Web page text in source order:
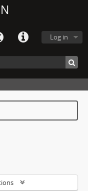
Log in